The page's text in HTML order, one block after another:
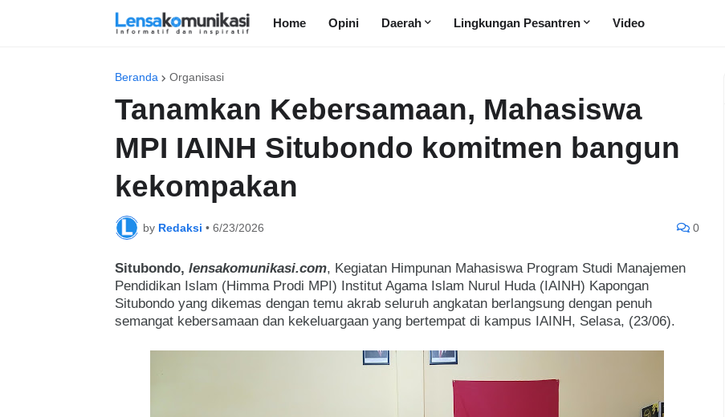
Home Opini Daerah Lingkungan Pesantren Video
Beranda Organisasi
Tanamkan Kebersamaan, Mahasiswa
MPI IAINH Situbondo komitmen bangun
kekompakan
by Redaksi • 6/23/2026 0
Situbondo, lensakomunikasi.com, Kegiatan Himpunan Mahasiswa Program Studi Manajemen
Pendidikan Islam (Himma Prodi MPI) Institut Agama Islam Nurul Huda (IAINH) Kapongan
Situbondo yang dikemas dengan temu akrab seluruh angkatan berlangsung dengan penuh
semangat kebersamaan dan kekeluargaan yang bertempat di kampus IAINH, Selasa, (23/06).